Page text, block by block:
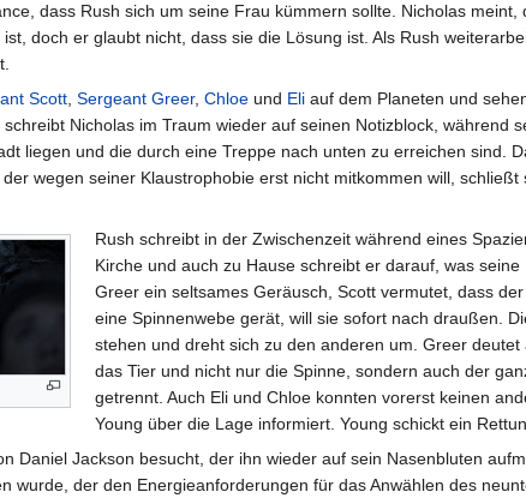
dass Rush sich um seine Frau kümmern sollte. Nicholas
doch er glaubt nicht, dass sie die Lösung ist. Als Rush
Scott, Sergeant Greer, Chloe und Eli auf dem Planeten und
Nicholas im Traum wieder auf seinen Notizblock,
liegen und die durch eine Treppe nach unten zu erreichen sind.
wegen seiner Klaustrophobie erst nicht mitkommen will,
Rush schreibt in der Zwischenzeit während eines
Kirche und auch zu Hause schreibt er darauf, was
Greer ein seltsames Geräusch, Scott vermutet, dass
eine Spinnenwebe gerät, will sie sofort nach draußen.
stehen und dreht sich zu den anderen um. Greer deutet
das Tier und nicht nur die Spinne, sondern auch der
getrennt. Auch Eli und Chloe konnten vorerst keinen
Young über die Lage informiert. Young schickt ein
Daniel Jackson besucht, der ihn wieder auf sein Nasenbluten
wurde, der den Energieanforderungen für das Anwählen des